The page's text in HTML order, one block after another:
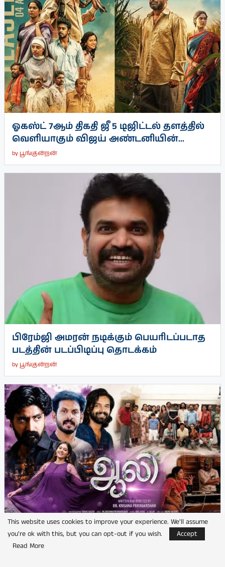
ஓகஸ்ட் 7ஆம் திகதி ஜீ 5 டிஜிட்டல் தளத்தில்
வெளியாகும் விஜய் அண்டனியின்...
by பூங்குன்றன்
பிரேம்ஜி அமரன் நடிக்கும் பெயரிடப்படாத
படத்தின் படப்பிடிப்பு தொடக்கம்
by பூங்குன்றன்
நடிகர் பிரஜின் நடிக்கும் ‘ஆலி’
This website uses cookies to improve your experience. We'll assume
you're ok with this, but you can opt-out if you wish.
Accept
Read More